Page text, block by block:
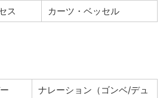
ス
カーツ・ベッセル
ナレーション（ゴンベ/デュ